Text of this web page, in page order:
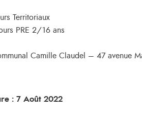
Territoriaux
PRE 2/16 ans
Camille Claudel – 47 avenue
: 7 Août 2022